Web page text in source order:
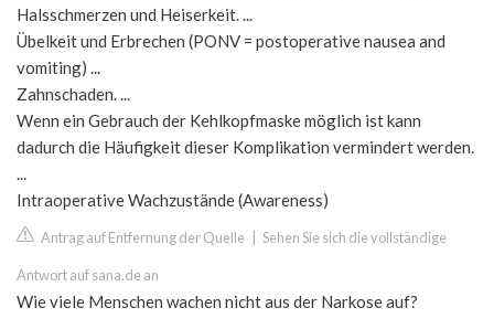
Halsschmerzen und Heiserkeit. ...
Übelkeit und Erbrechen (PONV = postoperative nausea and
vomiting) ...
Zahnschaden. ...
Wenn ein Gebrauch der Kehlkopfmaske möglich ist kann
dadurch die Häufigkeit dieser Komplikation vermindert werden.
...
Intraoperative Wachzustände (Awareness)
Antrag auf Entfernung der Quelle Sehen Sie sich die vollständige
Antwort auf sana.de an
Wie viele Menschen wachen nicht aus der Narkose auf?